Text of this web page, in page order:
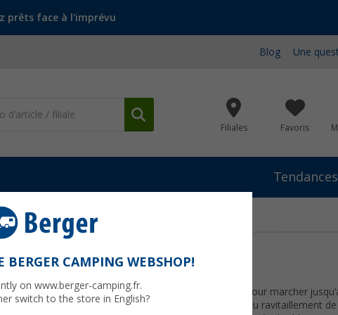
prêts face à l'imprévu
Blog Une
Filiales Favoris
Tendances
CAMPING
un sac différent de celui de la maison : plus léger pour marcher
courses, résistant pour supporter les charges lourdes du ravitaillement
BERGER CAMPING WEBSHOP!
on www.berger-camping.fr.
switch to the store in English?